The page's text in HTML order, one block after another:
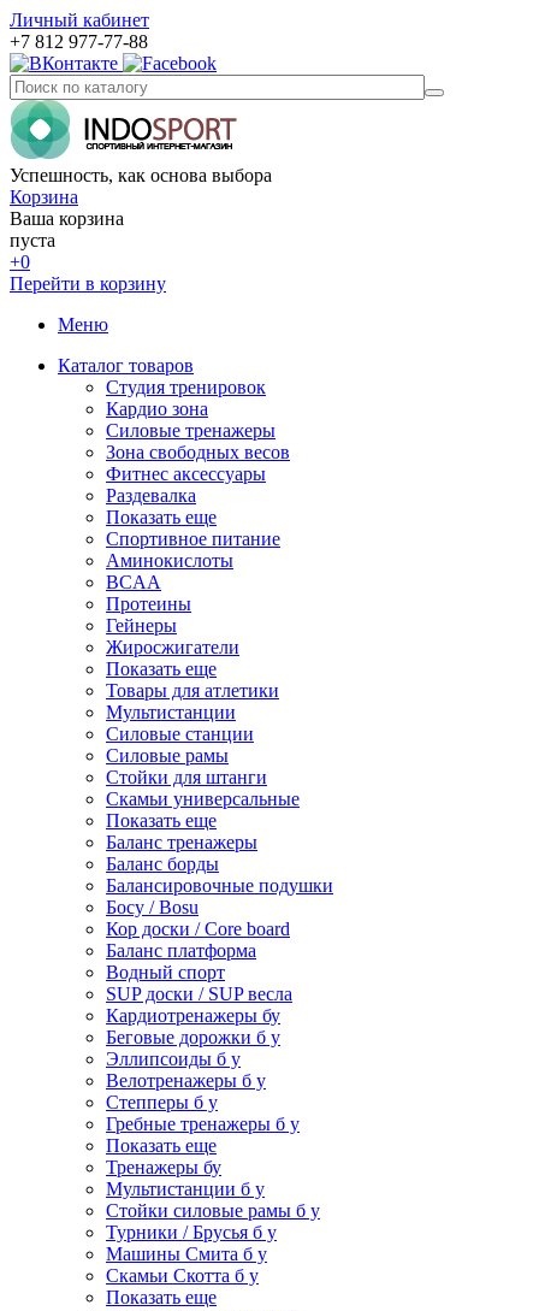
Личный кабинет
+7 812 977-77-88
Успешность, как основа выбора
Корзина
Ваша корзина
пуста
+0
Перейти в корзину
Меню
Каталог товаров
Студия тренировок
Кардио зона
Силовые тренажеры
Зона свободных весов
Фитнес аксессуары
Раздевалка
Показать еще
Спортивное питание
Аминокислоты
BCAA
Протеины
Гейнеры
Жиросжигатели
Показать еще
Товары для атлетики
Мультистанции
Силовые станции
Силовые рамы
Стойки для штанги
Скамьи универсальные
Показать еще
Баланс тренажеры
Баланс борды
Балансировочные подушки
Босу / Bosu
Кор доски / Core board
Баланс платформа
Водный спорт
SUP доски / SUP весла
Кардиотренажеры бу
Беговые дорожки б у
Эллипсоиды б у
Велотренажеры б у
Степперы б у
Гребные тренажеры б у
Показать еще
Тренажеры бу
Мультистанции б у
Стойки силовые рамы б у
Турники / Брусья б у
Машины Смита б у
Скамьи Скотта б у
Показать еще